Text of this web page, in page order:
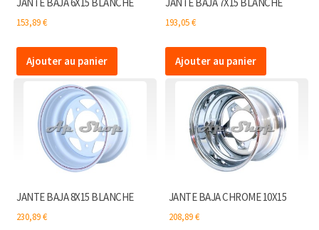
153,89€
Ajouter au panier
193,05€
Ajouter au panier
JANTE BAJA 8X15 BLANCHE
230,89€
JANTE BAJA CHROME 10X15
208,89€